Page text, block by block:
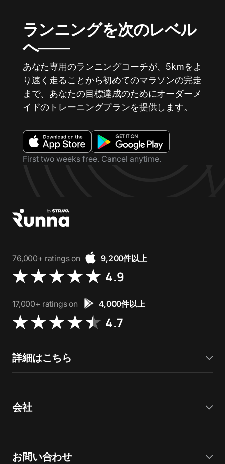
ランニングを次のレベル
へ――
あなた専用のランニングコーチが、5kmをよ
り速く走ることから初めてのマラソンの完走
まで、あなたの目標達成のためにオーダーメ
イドのトレーニングプランを提供します。
First two weeks free. Cancel anytime.
76,000+ ratings on 9,200件以上
4.9
17,000+ ratings on 4,000件以上
4.7
詳細はこちら
会社
お問い合わせ